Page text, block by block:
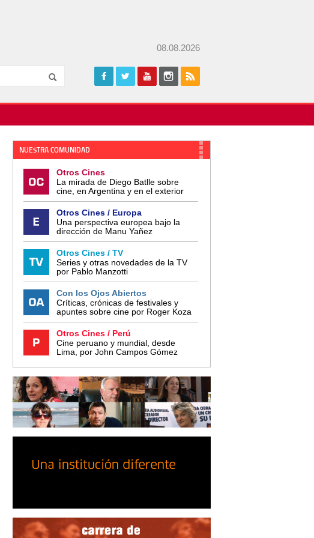
08.08.2026
NUESTRA COMUNIDAD
Otros Cines
La mirada de Diego Batlle sobre
cine, en Argentina y en el exterior
Otros Cines / Europa
Una perspectiva europea bajo la
dirección de Manu Yañez
Otros Cines / TV
Series y otras novedades de la TV
por Pablo Manzotti
Con los Ojos Abiertos
Críticas, crónicas de festivales y
apuntes sobre cine por Roger Koza
Otros Cines / Perú
Cine peruano y mundial, desde
Lima, por John Campos Gómez